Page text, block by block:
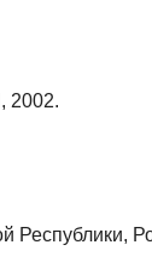
2002.
Республики,